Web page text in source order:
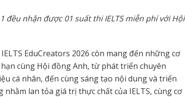
đều nhận được 01 suất thi IELTS miễn phí với Hội
EduCreators 2026 còn mang đến những cơ
cùng Hội đồng Anh, từ phát triển chuyên
cá nhân, đến cùng sáng tạo nội dung và triển
lan tỏa giá trị thực chất của IELTS, cùng cơ